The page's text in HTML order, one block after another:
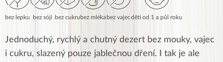
bez lepku bez sóji bez cukrubez mlékabez vajecděti od 1 a půl roku
Jednoduchý, rychlý a chutný dezert bez mouky, vajec
i cukru, slazený pouze jablečnou dření. I tak je ale